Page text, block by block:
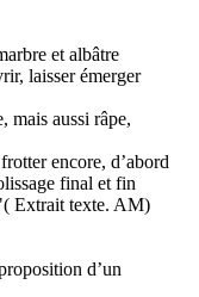
et albâtre
laisser émerger
mais aussi râpe,
encore, d’abord
final et fin
Extrait texte. AM)
d’un